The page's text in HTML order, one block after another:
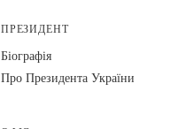
ПРЕЗИДЕНТ
Біографія
Про Президента України